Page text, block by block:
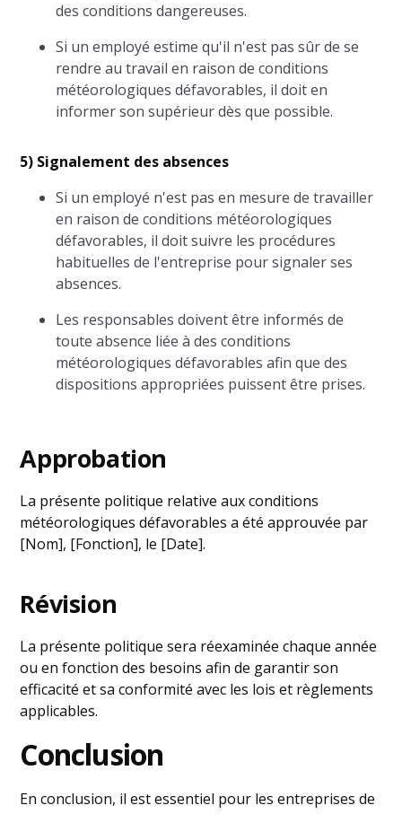
des conditions dangereuses.
Si un employé estime qu'il n'est pas sûr de se
rendre au travail en raison de conditions
météorologiques défavorables, il doit en
informer son supérieur dès que possible.
5) Signalement des absences
Si un employé n'est pas en mesure de travailler
en raison de conditions météorologiques
défavorables, il doit suivre les procédures
habituelles de l'entreprise pour signaler ses
absences.
Les responsables doivent être informés de
toute absence liée à des conditions
météorologiques défavorables afin que des
dispositions appropriées puissent être prises.
Approbation
La présente politique relative aux conditions
météorologiques défavorables a été approuvée par
[Nom], [Fonction], le [Date].
Révision
La présente politique sera réexaminée chaque année
ou en fonction des besoins afin de garantir son
efficacité et sa conformité avec les lois et règlements
applicables.
Conclusion
En conclusion, il est essentiel pour les entreprises de